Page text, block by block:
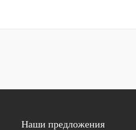
Наши предложения